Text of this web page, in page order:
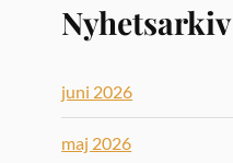
Nyhetsarkiv
juni 2026
maj 2026